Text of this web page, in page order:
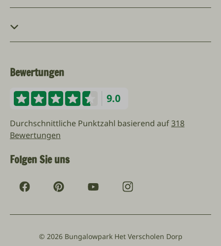
Bewertungen
9.0
Durchschnittliche Punktzahl basierend auf318
Bewertungen
Folgen Sie uns
© 2026 Bungalowpark Het Verscholen Dorp